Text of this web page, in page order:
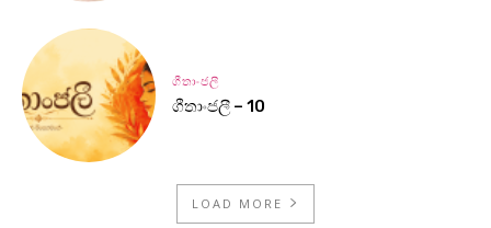
ගීතාංජලී
ගීතාංජලී – 10
LOAD MORE